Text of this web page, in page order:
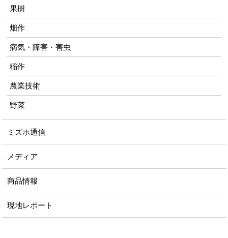
果樹
畑作
病気・障害・害虫
稲作
農業技術
野菜
ミズホ通信
メディア
商品情報
現地レポート